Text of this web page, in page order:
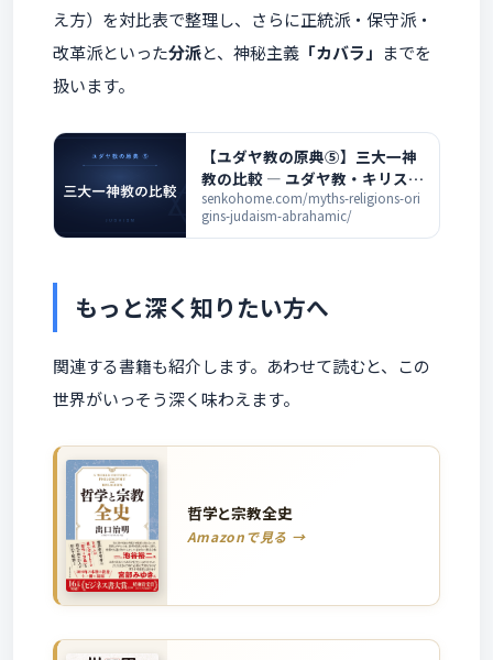
え方）を対比表で整理し、さらに正統派・保守派・
改革派といった分派と、神秘主義 「カバラ」 までを
扱います。
【ユダヤ教の原典⑤】三大一神
教の比較 ― ユダヤ教・キリスト
教・イスラム教の違いと分派
senkohome.com/myths-religions-ori
gins-judaism-abrahamic/
もっと深く知りたい方へ
関連する書籍も紹介します。あわせて読むと、この
世界がいっそう深く味わえます。
哲学と宗教全史
Amazonで見る →